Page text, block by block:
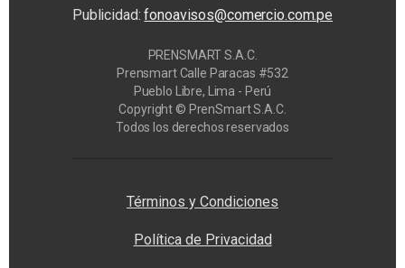
Publicidad:fonoavisos@comercio.com.pe
PRENSMART S.A.C.
Prensmart Calle Paracas #532
Pueblo Libre, Lima - Perú
Copyright © PrenSmart S.A.C.
Todos los derechos reservados
Términos y Condiciones
Política de Privacidad